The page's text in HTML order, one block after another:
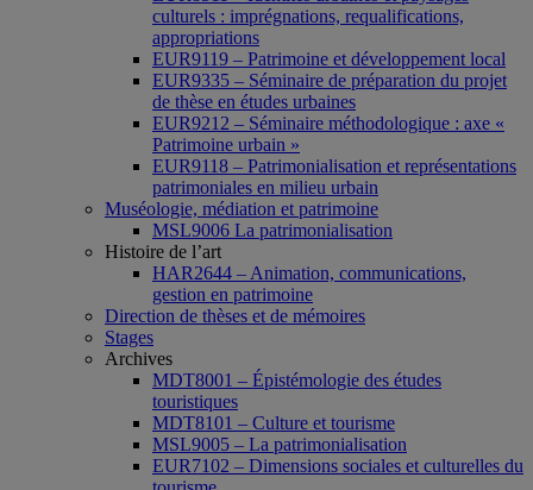
culturels : imprégnations, requalifications,
appropriations
EUR9119 – Patrimoine et développement local
EUR9335 – Séminaire de préparation du projet
de thèse en études urbaines
EUR9212 – Séminaire méthodologique : axe «
Patrimoine urbain »
EUR9118 – Patrimonialisation et représentations
patrimoniales en milieu urbain
Muséologie, médiation et patrimoine
MSL9006 La patrimonialisation
Histoire de l’art
HAR2644 – Animation, communications,
gestion en patrimoine
Direction de thèses et de mémoires
Stages
Archives
MDT8001 – Épistémologie des études
touristiques
MDT8101 – Culture et tourisme
MSL9005 – La patrimonialisation
EUR7102 – Dimensions sociales et culturelles du